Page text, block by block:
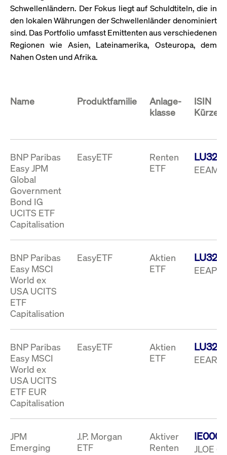
institutionellen Kunden Zugang zu einem
Dark Pool, der die effiziente Ausführung
zum Midpoint-Preis ermöglicht.
Jetzt abonnieren
Schwellenländern. Der Fokus liegt auf Schuldtiteln, die in
den lokalen Währungen der Schwellenländer denominiert
sind. Das Portfolio umfasst Emittenten aus verschiedenen
Regionen wie Asien, Lateinamerika, Osteuropa, dem
Nahen Osten und Afrika.
Name Produktfamilie
Anlage-
klasse
ISIN
Kürzel*
BNP Paribas
Easy JPM
Global
Government
Bond IG
UCITS ETF
Capitalisation
EasyETF
Renten
ETF
EEAM
BNP Paribas
Easy MSCI
World ex
USA UCITS
ETF
Capitalisation
EasyETF
Aktien
ETF
EEAP
BNP Paribas
Easy MSCI
World ex
USA UCITS
ETF EUR
Capitalisation
EasyETF
Aktien
ETF
EEAR
JPM
Emerging
J.P. Morgan
ETF
Aktiver
Renten
JLOE
ApplicationGatewayAffinity
www.cashmarket.deutsche-
Session
.cashmarket.deutsche-
ApplicationGatewayAffinityCORS
boerse.com
um
bis
_pk_id.7.931a
www.cashmarket.deutsche-
1 Jahr
Dieser Cookie-Name
Name
Domain
Gültig
bis
Beschreibung